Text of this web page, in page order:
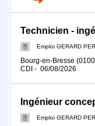
Emploi GERARD
Bourg-en-Bresse
CDI - 06/08/2026
Ingénieur
Emploi GERARD